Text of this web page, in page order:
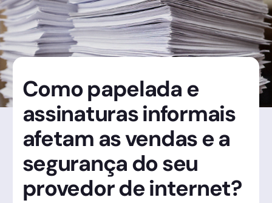
Como papelada e
assinaturas informais
afetam as vendas e a
segurança do seu
provedor de internet?